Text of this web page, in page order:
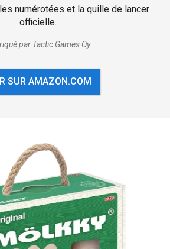
numérotées et la quille de lancer
officielle.
par Tactic Games Oy
SUR AMAZON.COM